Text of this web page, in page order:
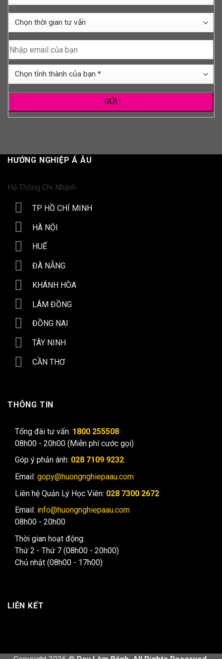
*
học
Chọn
gian
tư
vấn
Nhập
email
của
bạn
Chọn
thành
bạn
HƯỚNG NGHIỆP Á ÂU
Hệ Thống Chi Nhánh
TP. HỒ CHÍ MINH
HÀ NỘI
HUẾ
ĐÀ NẴNG
KHÁNH HÒA
LÂM ĐỒNG
ĐỒNG NAI
TÂY NINH
CẦN THƠ
THÔNG TIN
Tổng đài tư vấn: 1800 255508
08h00 - 20h00 (Miễn phí cước gọi)
Góp ý phản ánh: 028 7109 9232
Email: gopy@huongnghiepaau.com
Liên hệ Quản Lý Học Viên: 028 7300 2672
Email: info@huongnghiepaau.com
08h00 - 20h00
Thời gian hoạt động:
Thứ 2 - Thứ 7 (08h00 - 20h00)
Chủ nhật (08h00 - 17h00)
LIÊN KẾT